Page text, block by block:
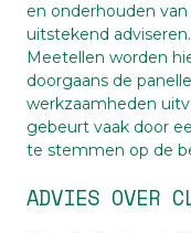
en onderhouden
uitstekend
Meetellen worden
doorgaans de
werkzaamheden
gebeurt vaak door
te stemmen op de
ADVIES OVER